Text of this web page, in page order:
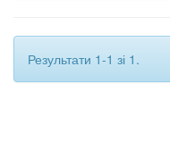
Результати 1-1 зі 1.